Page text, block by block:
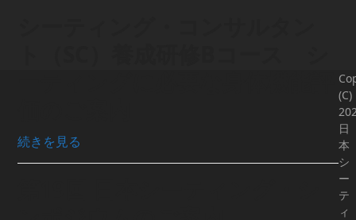
続きを見る
(C)
日
本
シ
ー
テ
ィ